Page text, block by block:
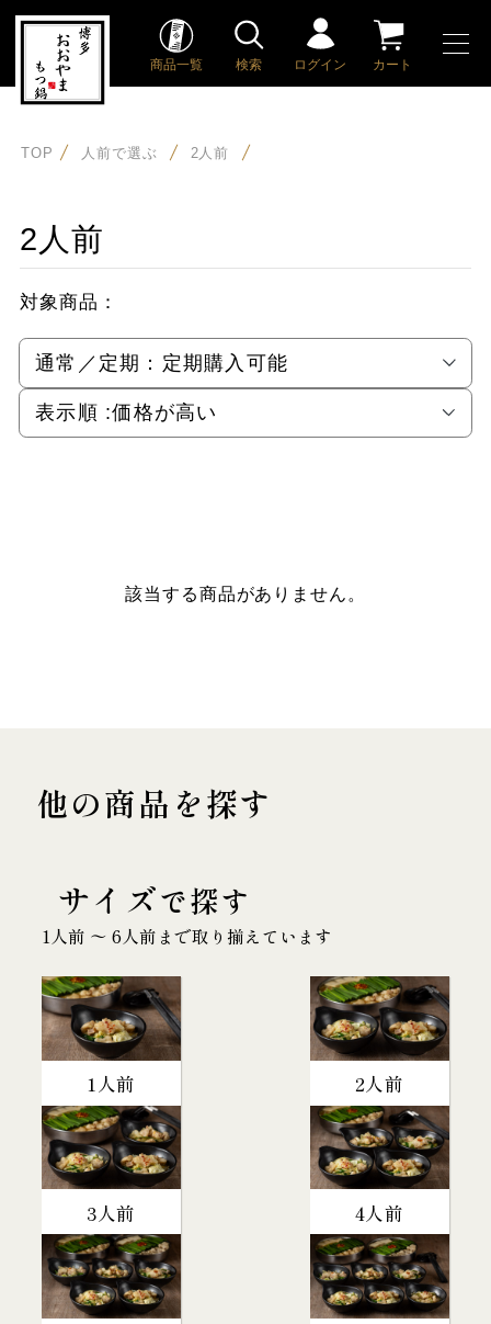
商品一覧 検索 ログイン カート
TOP 人前で選ぶ 2人前
2人前
対象商品：
通常／定期： 定期購入可能
表示順 :価格が高い
該当する商品がありません。
他の商品を探す
サイズで探す
1人前 〜 6人前まで取り揃えています
1人前 2人前
3人前 4人前